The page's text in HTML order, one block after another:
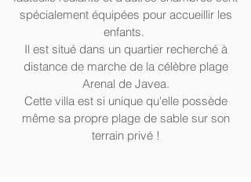
spécialement équipées pour accueillir les
enfants.
Il est situé dans un quartier recherché à
distance de marche de la célèbre plage
Arenal de Javea.
Cette villa est si unique qu'elle possède
même sa propre plage de sable sur son
terrain privé !